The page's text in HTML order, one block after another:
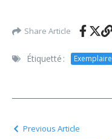
Share Article
Étiquetté : Exemplaire
Previous Article